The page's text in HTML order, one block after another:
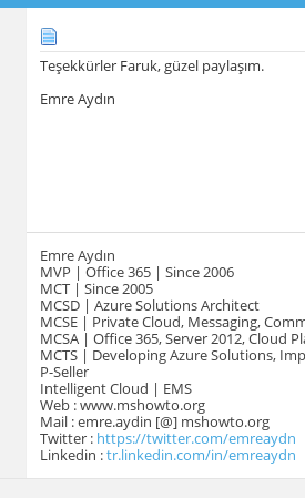
Teşekkürler Faruk, güzel paylaşım.
Emre Aydın
Emre Aydın
MVP | Office 365 | Since 2006
MCT | Since 2005
MCSD | Azure Solutions Architect
MCSE | Private Cloud, Messaging,
MCSA | Office 365, Server 2012, Cloud
MCTS | Developing Azure Solutions,
P-Seller
Intelligent Cloud | EMS
Web : www.mshowto.org
Mail : emre.aydin [@] mshowto.org
Twitter : https://twitter.com/emreaydn
Linkedin :tr.linkedin.com/in/emreaydn